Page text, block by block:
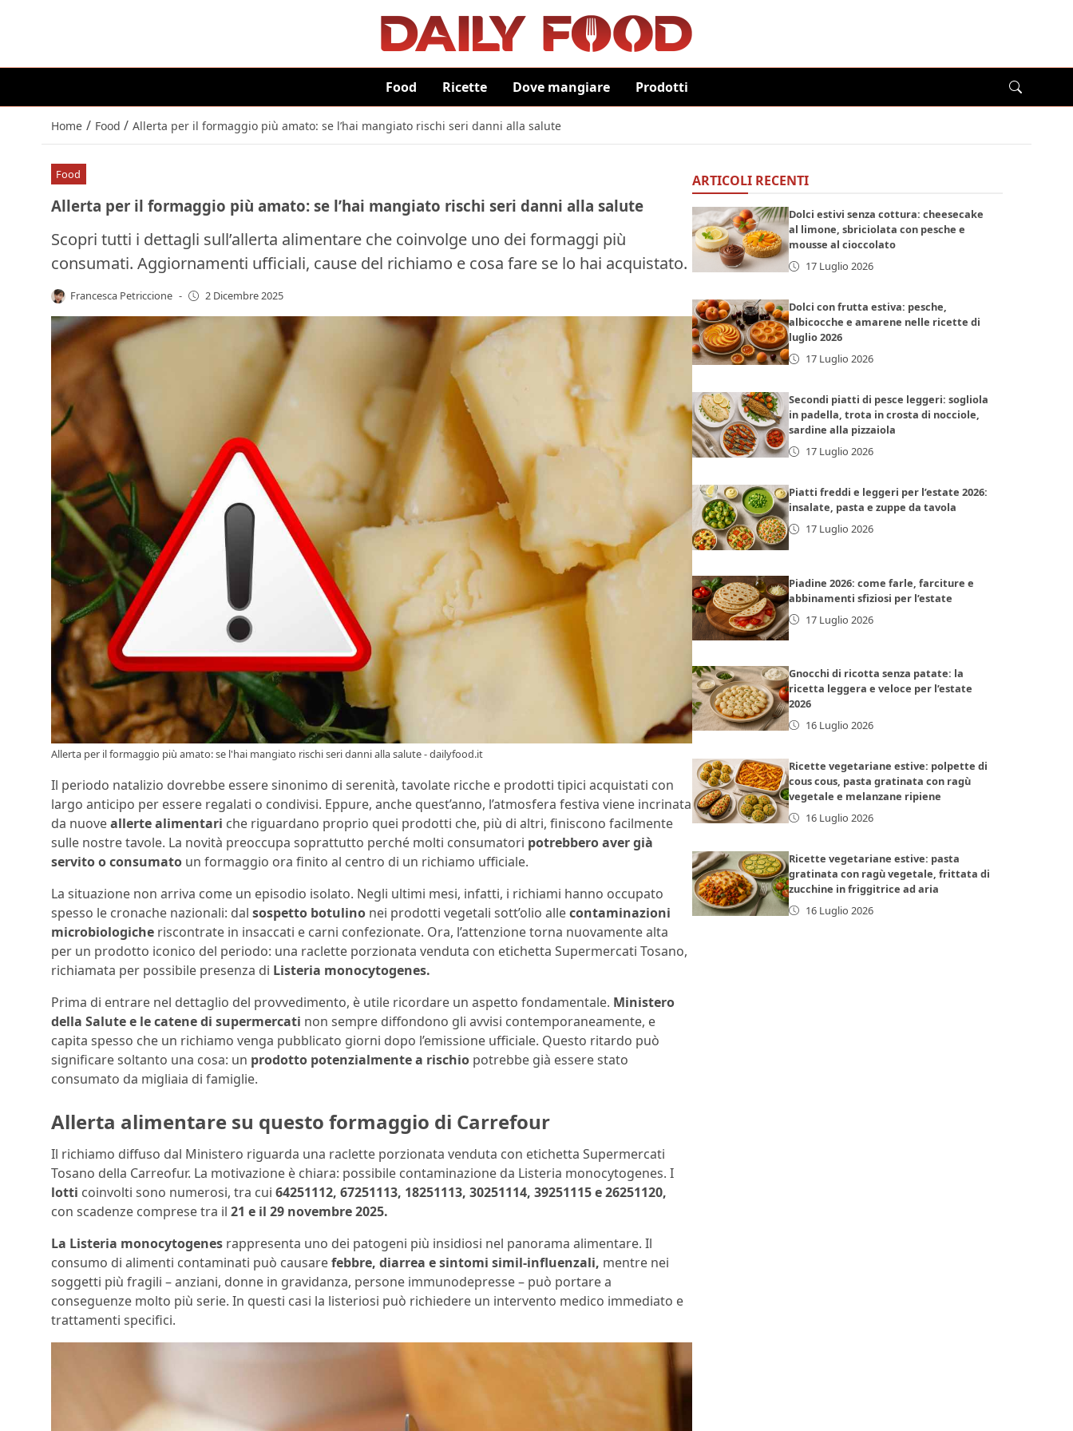
Food Ricette Dove mangiare Prodotti
Home / Food / Allerta per il formaggio più amato: se l’hai mangiato rischi seri danni alla salute
Food
Allerta per il formaggio più amato: se l’hai mangiato rischi seri danni alla salute
Scopri tutti i dettagli sull’allerta alimentare che coinvolge uno dei formaggi più
consumati. Aggiornamenti ufficiali, cause del richiamo e cosa fare se lo hai acquistato.
Francesca Petriccione - 2 Dicembre 2025
Allerta per il formaggio più amato: se l'hai mangiato rischi seri danni alla salute - dailyfood.it
Il periodo natalizio dovrebbe essere sinonimo di serenità, tavolate ricche e prodotti tipici acquistati con
largo anticipo per essere regalati o condivisi. Eppure, anche quest’anno, l’atmosfera festiva viene incrinata
da nuoveallerte alimentari che riguardano proprio quei prodotti che, più di altri, finiscono facilmente
sulle nostre tavole. La novità preoccupa soprattutto perché molti consumatori potrebbero aver già
servito o consumato un formaggio ora finito al centro di un richiamo ufficiale.
La situazione non arriva come un episodio isolato. Negli ultimi mesi, infatti, i richiami hanno occupato
spesso le cronache nazionali: dal sospetto botulino nei prodotti vegetali sott’olio allecontaminazioni
microbiologiche riscontrate in insaccati e carni confezionate. Ora, l’attenzione torna nuovamente alta
per un prodotto iconico del periodo: una raclette porzionata venduta con etichetta Supermercati Tosano,
richiamata per possibile presenza di Listeria monocytogenes.
Prima di entrare nel dettaglio del provvedimento, è utile ricordare un aspetto fondamentale. Ministero
della Salute e le catene di supermercati non sempre diffondono gli avvisi contemporaneamente, e
capita spesso che un richiamo venga pubblicato giorni dopo l’emissione ufficiale. Questo ritardo può
significare soltanto una cosa: un prodotto potenzialmente a rischio potrebbe già essere stato
consumato da migliaia di famiglie.
Allerta alimentare su questo formaggio di Carrefour
Il richiamo diffuso dal Ministero riguarda una raclette porzionata venduta con etichetta Supermercati
Tosano della Carreofur. La motivazione è chiara: possibile contaminazione da Listeria monocytogenes. I
lotti coinvolti sono numerosi, tra cui 64251112, 67251113, 18251113, 30251114, 39251115 e 26251120,
con scadenze comprese tra il 21 e il 29 novembre 2025.
La Listeria monocytogenes rappresenta uno dei patogeni più insidiosi nel panorama alimentare. Il
consumo di alimenti contaminati può causarefebbre, diarrea e sintomi simil-influenzali, mentre nei
soggetti più fragili – anziani, donne in gravidanza, persone immunodepresse – può portare a
conseguenze molto più serie. In questi casi la listeriosi può richiedere un intervento medico immediato e
trattamenti specifici.
ARTICOLI RECENTI
Dolci estivi senza cottura: cheesecake
al limone, sbriciolata con pesche e
mousse al cioccolato
17 Luglio 2026
Dolci con frutta estiva: pesche,
albicocche e amarene nelle ricette di
luglio 2026
17 Luglio 2026
Secondi piatti di pesce leggeri: sogliola
in padella, trota in crosta di nocciole,
sardine alla pizzaiola
17 Luglio 2026
Piatti freddi e leggeri per l’estate 2026:
insalate, pasta e zuppe da tavola
17 Luglio 2026
Piadine 2026: come farle, farciture e
abbinamenti sfiziosi per l’estate
17 Luglio 2026
Gnocchi di ricotta senza patate: la
ricetta leggera e veloce per l’estate
2026
16 Luglio 2026
Ricette vegetariane estive: polpette di
cous cous, pasta gratinata con ragù
vegetale e melanzane ripiene
16 Luglio 2026
Ricette vegetariane estive: pasta
gratinata con ragù vegetale, frittata di
zucchine in friggitrice ad aria
16 Luglio 2026